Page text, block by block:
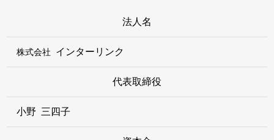
法人名
株式会社 インターリンク
代表取締役
小野 三四子